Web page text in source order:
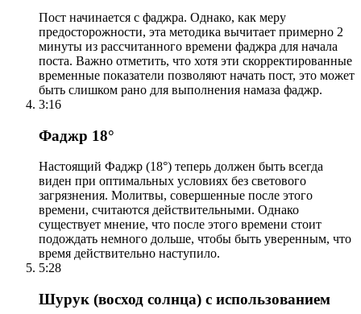
Пост начинается с фаджра. Однако, как меру
предосторожности, эта методика вычитает примерно 2
минуты из рассчитанного времени фаджра для начала
поста. Важно отметить, что хотя эти скорректированные
временные показатели позволяют начать пост, это может
быть слишком рано для выполнения намаза фаджр.
3:16
Фаджр 18°
Настоящий Фаджр (18°) теперь должен быть всегда
виден при оптимальных условиях без светового
загрязнения. Молитвы, совершенные после этого
времени, считаются действительными. Однако
существует мнение, что после этого времени стоит
подождать немного дольше, чтобы быть уверенным, что
время действительно наступило.
5:28
Шурук (восход солнца) с использованием